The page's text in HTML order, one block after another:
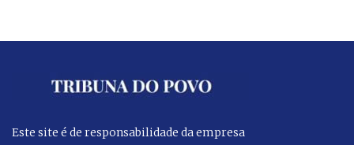
Este site é de responsabilidade da empresa